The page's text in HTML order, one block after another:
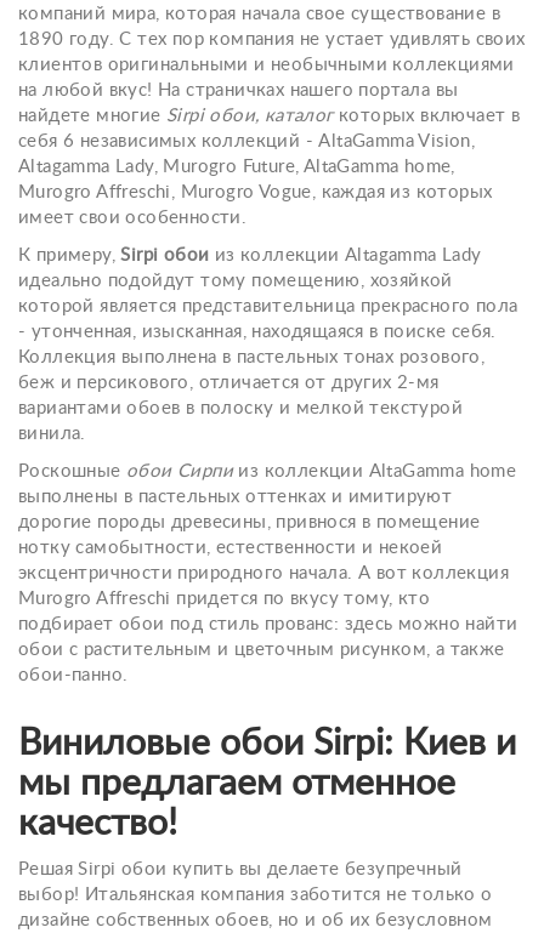
компаний мира, которая начала свое существование в
1890 году. С тех пор компания не устает удивлять своих
клиентов оригинальными и необычными коллекциями
на любой вкус! На страничках нашего портала вы
найдете многие Sirpi обои, каталогкоторых включает в
себя 6 независимых коллекций - AltaGamma Vision,
Altagamma Lady, Murogro Future, AltaGamma home,
Murogro Affreschi, Murogro Vogue, каждая из которых
имеет свои особенности.
К примеру,Sirpi обои из коллекции Altagamma Lady
идеально подойдут тому помещению, хозяйкой
которой является представительница прекрасного пола
- утонченная, изысканная, находящаяся в поиске себя.
Коллекция выполнена в пастельных тонах розового,
беж и персикового, отличается от других 2-мя
вариантами обоев в полоску и мелкой текстурой
винила.
Роскошные обои Сирпииз коллекции AltaGamma home
выполнены в пастельных оттенках и имитируют
дорогие породы древесины, привнося в помещение
нотку самобытности, естественности и некоей
эксцентричности природного начала. А вот коллекция
Murogro Affreschi придется по вкусу тому, кто
подбирает обои под стиль прованс: здесь можно найти
обои с растительным и цветочным рисунком, а также
обои-панно.
Виниловые обои Sirpi: Киев и
мы предлагаем отменное
качество!
Решая Sirpi обои купить вы делаете безупречный
выбор! Итальянская компания заботится не только о
дизайне собственных обоев, но и об их безусловном